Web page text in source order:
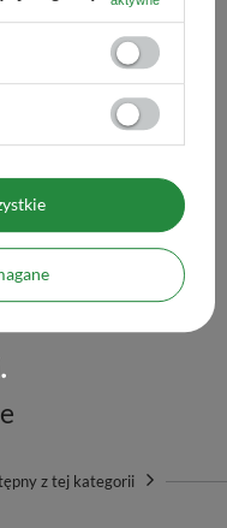
Susz możesz zalewać
do momentu, gdy
yerba mate, z lekką
sp. z o.o. ul. Tygrysia 6a,
Świdnik, NIP:
info@venusti.eu
z tej kategorii